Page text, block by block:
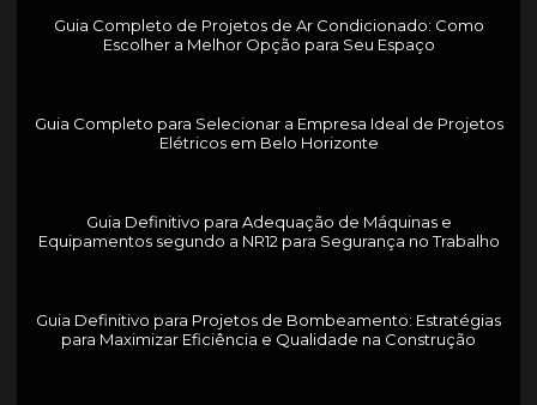
Guia Completo de Projetos de Ar Condicionado: Como
Escolher a Melhor Opção para Seu Espaço
Guia Completo para Selecionar a Empresa Ideal de Projetos
Elétricos em Belo Horizonte
Guia Definitivo para Adequação de Máquinas e
Equipamentos segundo a NR12 para Segurança no Trabalho
Guia Definitivo para Projetos de Bombeamento: Estratégias
para Maximizar Eficiência e Qualidade na Construção